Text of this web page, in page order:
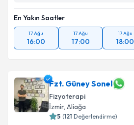
En Yakın Saatler
17 Ağu
16:00
17 Ağu
17:00
17 Ağu
18:00
Fzt. Güney Sonel
Fizyoterapi
İzmir, Aliağa
5 (121 Değerlendirme)